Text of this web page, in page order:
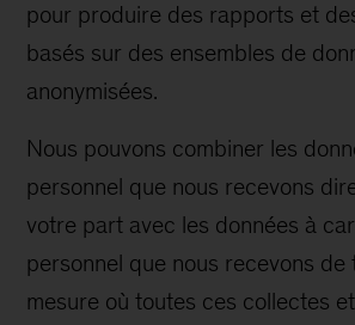
pour produire des rapports et
basés sur des ensembles de
anonymisées.
Nous pouvons combiner les
personnel que nous recevons
votre part avec les données à
personnel que nous recevons de
mesure où toutes ces collectes